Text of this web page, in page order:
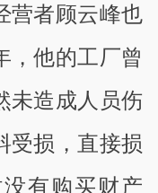
营者顾云峰也
，他的工厂曾
未造成人员伤
受损，直接损
有购买财产